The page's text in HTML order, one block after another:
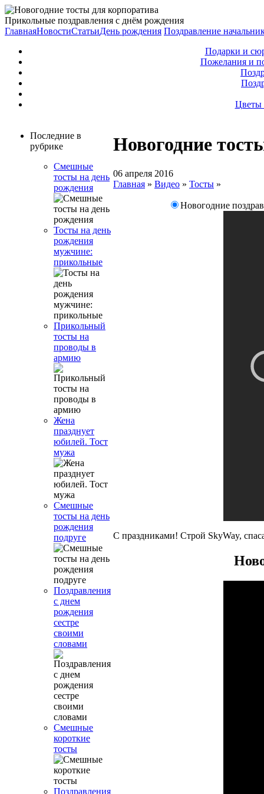
Прикольные поздравления с днём рождения
ГлавнаяНовостиСтатьиДень рождения Поздравление
Подарки и
Пожелания и
Цветы
Последние в
рубрике
Смешные
тосты на день
рождения
Тосты на день
рождения
мужчине:
прикольные
Прикольный
тосты на
проводы в
армию
Жена
празднует
юбилей. Тост
мужа
Смешные
тосты на день
рождения
подруге
Поздравления
с днем
рождения
сестре
своими
словами
Смешные
короткие
тосты
Поздравления
Новогодние
06 апреля 2016
Главная » Видео » Тосты »
Новогодние
С праздниками! Строй SkyWay,